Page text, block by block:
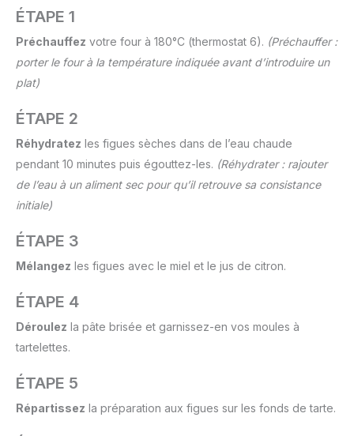
ÉTAPE 1
Préchauffez votre four à 180°C (thermostat 6). (Préchauffer :
porter le four à la température indiquée avant d’introduire un
plat)
ÉTAPE 2
Réhydratez les figues sèches dans de l’eau chaude
pendant 10 minutes puis égouttez-les. (Réhydrater : rajouter
de l’eau à un aliment sec pour qu’il retrouve sa consistance
initiale)
ÉTAPE 3
Mélangez les figues avec le miel et le jus de citron.
ÉTAPE 4
Déroulez la pâte brisée et garnissez-en vos moules à
tartelettes.
ÉTAPE 5
Répartissez la préparation aux figues sur les fonds de tarte.